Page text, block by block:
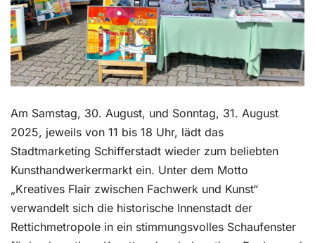
Am Samstag, 30. August, und Sonntag, 31. August
2025, jeweils von 11 bis 18 Uhr, lädt das
Stadtmarketing Schifferstadt wieder zum beliebten
Kunsthandwerkermarkt ein. Unter dem Motto
„Kreatives Flair zwischen Fachwerk und Kunst“
verwandelt sich die historische Innenstadt der
Rettichmetropole in ein stimmungsvolles Schaufenster